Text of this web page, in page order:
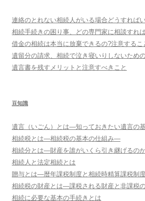
連絡のとれない相続人がいる場合どうすれば
相続手続きの困り事、どの専門家に相談すれ
借金の相続は本当に放棄できるの?注意するこ
遺留分の請求、相続で泣き寝いりしないため
遺言書を残すメリットと注意すべきこと
豆知識
遺言（いごん）とは―知っておきたい遺言の
相続税とは―相続税の基本の仕組み―
相続分とは―財産を誰がいくら引き継げるの
相続人と法定相続とは
贈与とは―暦年課税制度と相続時精算課税制
相続税の財産とは―課税される財産と非課税
相続に必要な基本の手続きとは